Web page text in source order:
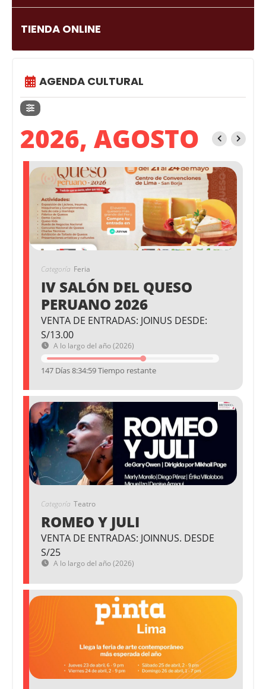
TIENDA ONLINE
AGENDA CULTURAL
2026, AGOSTO
Categoría Feria
IV SALÓN DEL QUESO
PERUANO 2026
VENTA DE ENTRADAS: JOINUS DESDE:
S/13.00
A lo largo del año (2026)
147 Días 8:34:58 Tiempo restante
Categoría Teatro
ROMEO Y JULI
VENTA DE ENTRADAS: JOINNUS. DESDE
S/25
A lo largo del año (2026)